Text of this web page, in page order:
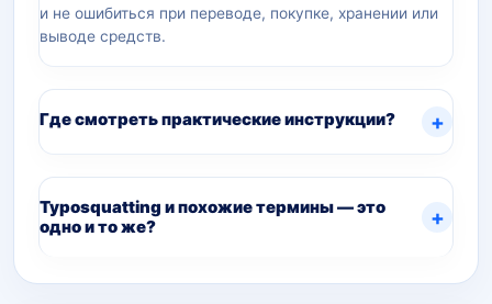
и не ошибиться при переводе, покупке, хранении или
выводе средств.
Где смотреть практические инструкции?
Typosquatting и похожие термины — это
одно и то же?